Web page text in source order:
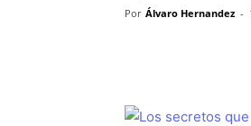
Por Álvaro Hernandez -